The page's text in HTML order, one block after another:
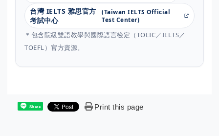
台灣 IELTS 雅思官方
考試中心
(Taiwan IELTS Official
Test Center)
＊包含院級雙語教學與國際語言檢定（TOEIC／IELTS／
TOEFL）官方資源。
Share Print this page